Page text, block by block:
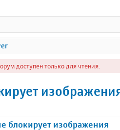
доступен только для чтения.
блокирует изображения